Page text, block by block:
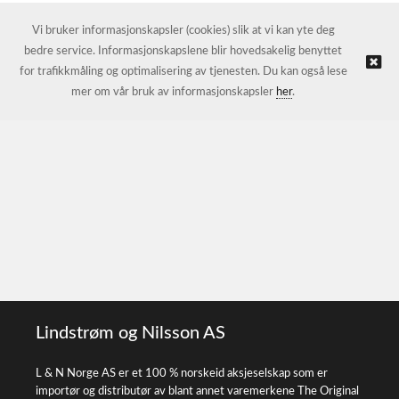
Lindstrøm og Nilsson AS
L & N Norge AS er et 100 % norskeid aksjeselskap som er
importør og distributør av blant annet varemerkene The Original
Vi bruker informasjonskapsler (cookies) slik at vi kan yte deg
bedre service. Informasjonskapslene blir hovedsakelig benyttet
for trafikkmåling og optimalisering av tjenesten. Du kan også lese
mer om vår bruk av informasjonskapsler her.